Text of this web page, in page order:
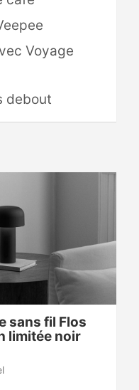
Voyage
debout
sans fil Flos
limitée noir